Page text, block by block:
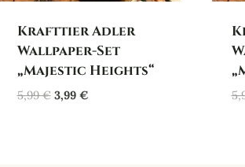
Krafttier Adler
Wallpaper-Set
„Majestic Heights“
5,99€ Ursprünglicher
3,99 €Aktueller